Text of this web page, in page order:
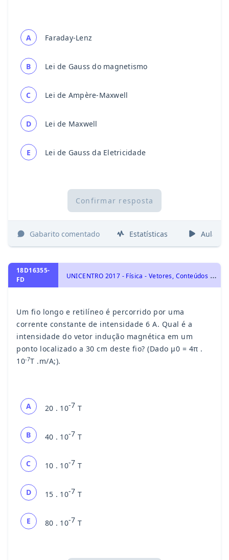
A Faraday-Lenz
B Lei de Gauss do magnetismo
C Lei de Ampère-Maxwell
D Lei de Maxwell
E Lei de Gauss da Eletricidade
Confirmar resposta
Gabarito comentado Estatísticas Aulas
18D16355-
FD
U
NICENTRO 2017 - Física - Vetores, Conteúdos Básicos
Um fio longo e retilíneo é percorrido por uma
corrente constante de intensidade 6 A. Qual é a
intensidade do vetor indução magnética em um
ponto localizado a 30 cm deste fio? (Dado µ0 = 4π .
10-7T .m/A;).
A 20 . 10-7 T
B 40 . 10-7 T
C 10 . 10-7 T
D 15 . 10-7 T
E 80 . 10-7 T